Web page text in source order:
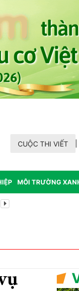
CUỘC THI VIẾT
MÔI TRƯỜNG
xanh trên cánh đồng